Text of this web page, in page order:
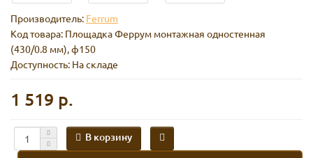
Производитель: Ferrum
Код товара: Площадка Феррум монтажная одностенная
(430/0.8 мм), ф150
Доступность: На складе
1 519 р.
В корзину